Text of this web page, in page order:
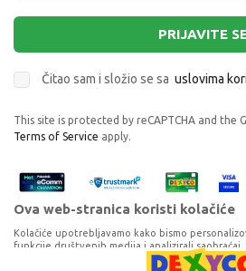
PRIJAVITE
Čitao sam i složio se sa uslovima
This site is protected by reCAPTCHA and the
Terms of Service apply.
Ova web-stranica koristi kolačiće
Kolačiće upotrebljavamo kako bismo
funkcije društvenih medija i analizirali
upotrebi naše web-lokacije delimo s partnerima